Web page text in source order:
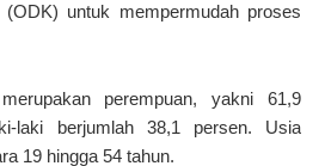
untuk mempermudah proses
perempuan, yakni 61,9
laki berjumlah 38,1 persen. Usia
19 hingga 54 tahun.